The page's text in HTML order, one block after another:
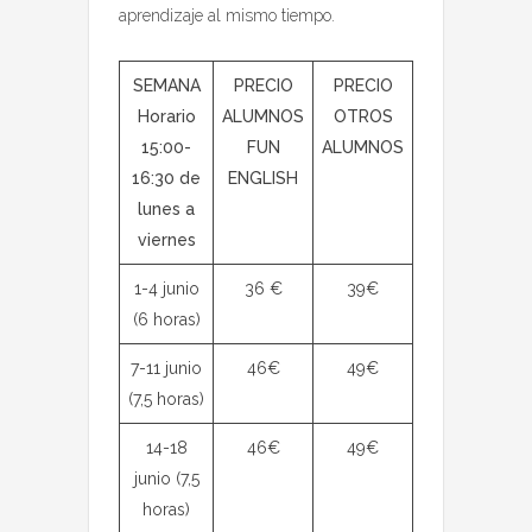
aprendizaje al mismo tiempo.
SEMANA
Horario
15:00-
16:30 de
lunes a
viernes
PRECIO
ALUMNOS
FUN
ENGLISH
PRECIO
OTROS
ALUMNOS
1-4 junio
(6 horas)
36 € 39€
7-11 junio
(7,5 horas)
46€ 49€
14-18
junio (7,5
horas)
46€ 49€